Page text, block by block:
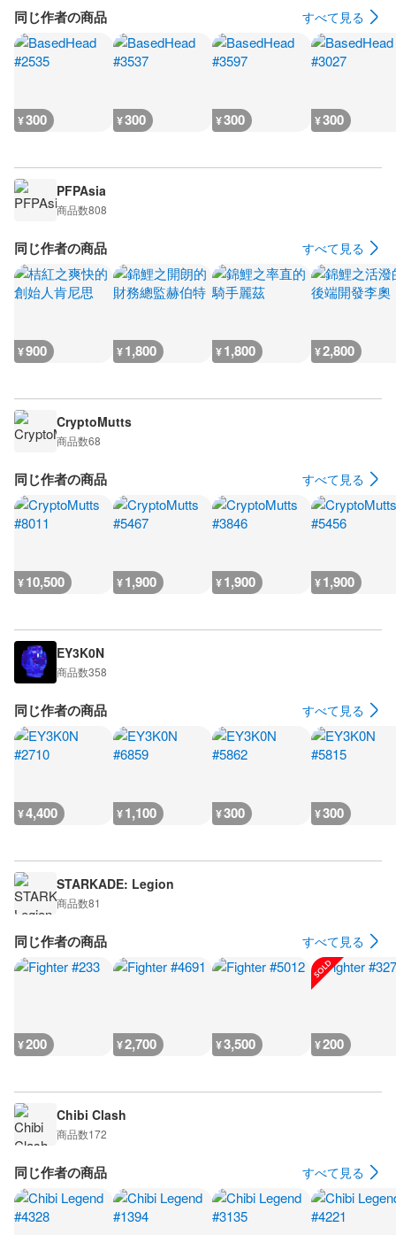
同じ作者の商品 すべて見る
¥300 ¥300 ¥300 ¥300
PFPAsia
商品数808
同じ作者の商品 すべて見る
¥900 ¥1,800 ¥1,800 ¥2,800
CryptoMutts
商品数68
同じ作者の商品 すべて見る
¥10,500 ¥1,900 ¥1,900 ¥1,900
EY3K0N
商品数358
同じ作者の商品 すべて見る
¥4,400 ¥1,100 ¥300 ¥300
STARKADE: Legion
商品数81
同じ作者の商品 すべて見る
¥200 ¥2,700 ¥3,500 ¥200
Chibi Clash
商品数172
同じ作者の商品 すべて見る